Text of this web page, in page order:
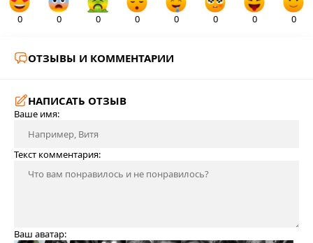
0 0 0 0 0 0 0 0
ОТЗЫВЫ И КОММЕНТАРИИ
НАПИСАТЬ ОТЗЫВ
Ваше имя:
Текст комментария:
Ваш аватар: